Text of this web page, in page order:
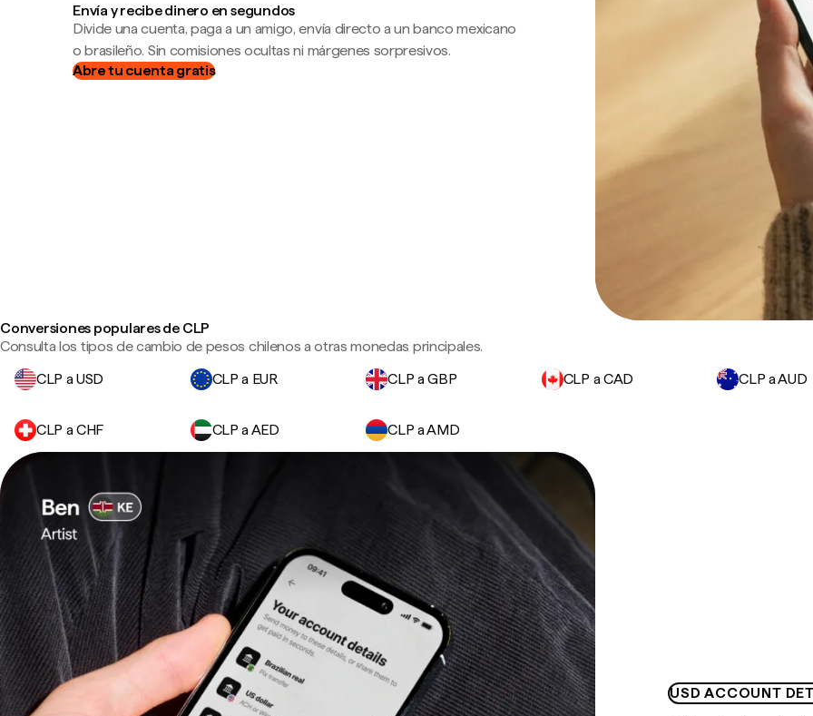
Envía y recibe dinero en segundos
Divide una cuenta, paga a un amigo, envía directo a un banco mexicano
o brasileño. Sin comisiones ocultas ni márgenes sorpresivos.
Abre tu cuenta gratis
Conversiones populares de CLP
Consulta los tipos de cambio de pesos chilenos a otras monedas principales.
CLP a USD
CLP a EUR CLP a GBP CLP a CAD CLP a AUD
CLP a CHF CLP a AED CLP a AMD
USD ACCOUNT